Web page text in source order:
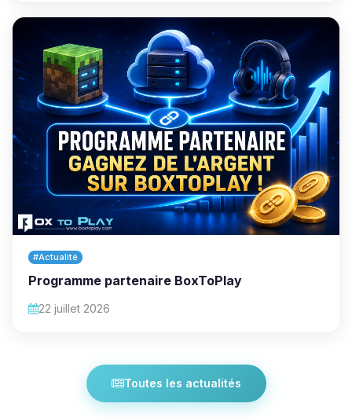
#Actualité
Programme partenaire BoxToPlay
22 juillet 2026
Toutes les actualités